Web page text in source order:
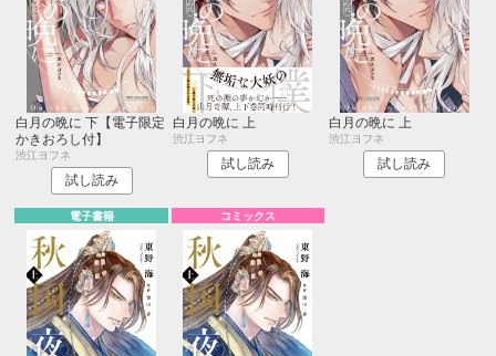
白月の晩に 下【電子限定
かきおろし付】
渋江ヨフネ
試し読み
白月の晩に 上
渋江ヨフネ
試し読み
白月の晩に 上
渋江ヨフネ
試し読み
電子書籍 コミックス